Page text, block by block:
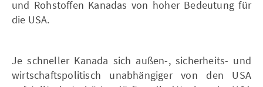
und Rohstoffen Kanadas von hoher Bedeutung für
die USA.
Je schneller Kanada sich außen-, sicherheits- und
wirtschaftspolitisch unabhängiger von den USA